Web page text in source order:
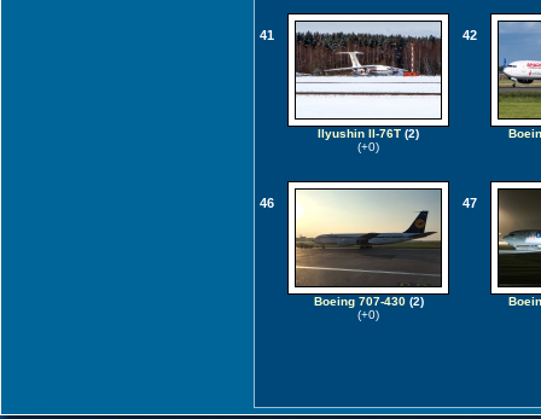
41
Ilyushin Il-76T (2)
(+0)
42
46
Boeing 707-430(2)
(+0)
47